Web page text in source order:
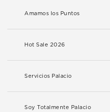
Amamos los Puntos
Hot Sale 2026
Servicios Palacio
Soy Totalmente Palacio